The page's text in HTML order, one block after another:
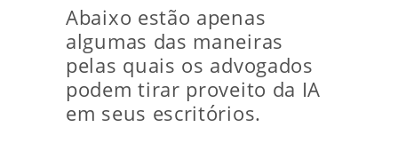
Abaixo estão apenas
algumas das maneiras
pelas quais os advogados
podem tirar proveito da IA ​​
em seus escritórios.